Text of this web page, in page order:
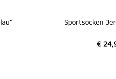
Sportsocken 3er-Set "B-W-S"